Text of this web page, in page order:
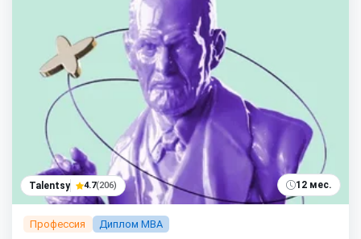
Talentsy 4.7(206) 12 мес.
Профессия Диплом MBA